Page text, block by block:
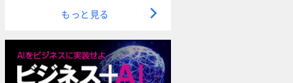
もっと見る